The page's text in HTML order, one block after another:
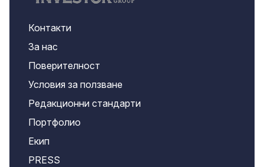
Контакти
За нас
Поверителност
Условия за ползване
Редакционни стандарти
Портфолио
Екип
PRESS